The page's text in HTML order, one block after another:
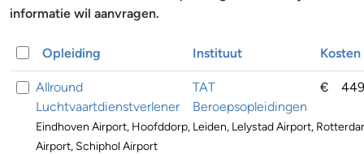
informatie wil aanvragen.
Opleiding Instituut Kosten
Allround
Luchtvaartdienstverlener
TAT
Beroepsopleidingen
€
Eindhoven Airport, Hoofddorp, Leiden, Lelystad Airport,
Airport, Schiphol Airport